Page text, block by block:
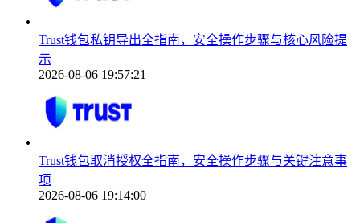
Trust钱包私钥导出全指南，安全操作步骤与核心风险提
示
2026-08-06 19:57:21
Trust钱包取消授权全指南，安全操作步骤与关键注意事
项
2026-08-06 19:14:00